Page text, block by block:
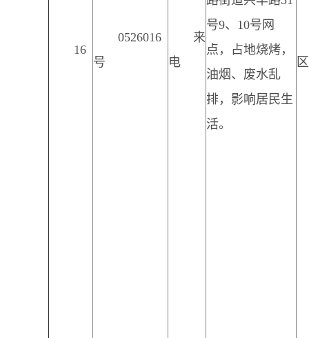
16
0526016
号
来
电
号9、10号网
点，占地烧烤，
油烟、废水乱
排，影响居民生
活。
区